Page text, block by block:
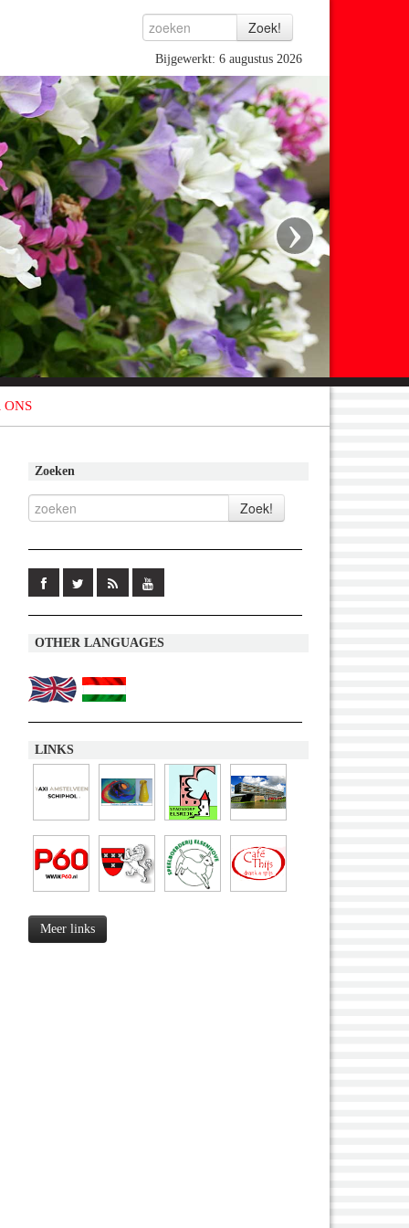
Bijgewerkt: 6 augustus 2026
›
ONS
Zoeken
OTHER LANGUAGES
LINKS
Meer links